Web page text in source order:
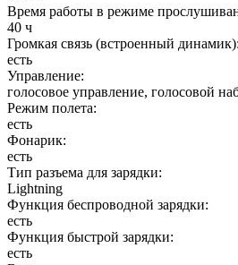
Время работы в режиме
40 ч
Громкая связь (встроенный динамик):
есть
Управление:
голосовое управление, голосовой
Режим полета:
есть
Фонарик:
есть
Тип разъема для зарядки:
Lightning
Функция беспроводной зарядки:
есть
Функция быстрой зарядки:
есть